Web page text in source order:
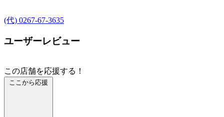
(代) 0267-67-3635
ユーザーレビュー
この店舗を応援する！
ここから応援